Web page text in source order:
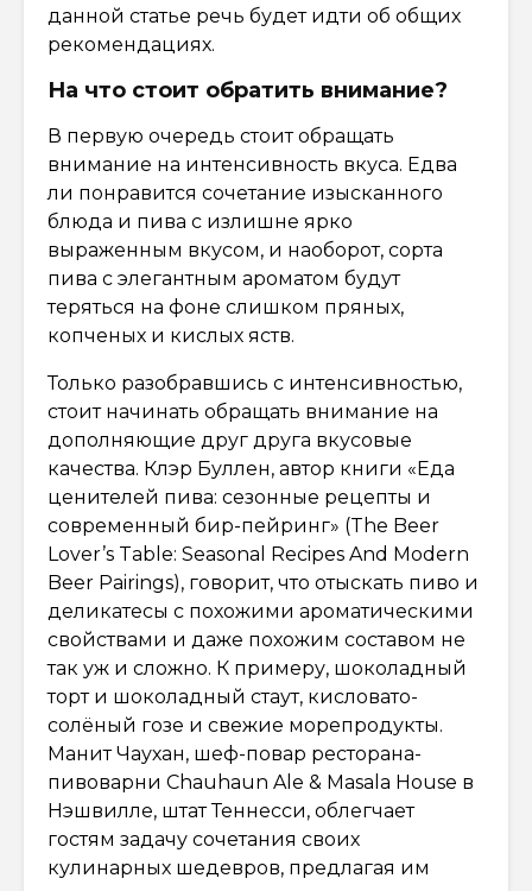
данной статье речь будет идти об общих
рекомендациях.
На что стоит обратить внимание?
В первую очередь стоит обращать
внимание на интенсивность вкуса. Едва
ли понравится сочетание изысканного
блюда и пива с излишне ярко
выраженным вкусом, и наоборот, сорта
пива с элегантным ароматом будут
теряться на фоне слишком пряных,
копченых и кислых яств.
Только разобравшись с интенсивностью,
стоит начинать обращать внимание на
дополняющие друг друга вкусовые
качества. Клэр Буллен, автор книги «Еда
ценителей пива: сезонные рецепты и
современный бир-пейринг» (The Beer
Lover’s Table: Seasonal Recipes And Modern
Beer Pairings), говорит, что отыскать пиво и
деликатесы с похожими ароматическими
свойствами и даже похожим составом не
так уж и сложно. К примеру, шоколадный
торт и шоколадный стаут, кисловато-
солёный гозе и свежие морепродукты.
Манит Чаухан, шеф-повар ресторана-
пивоварни Chauhaun Ale & Masala House в
Нэшвилле, штат Теннесси, облегчает
гостям задачу сочетания своих
кулинарных шедевров, предлагая им